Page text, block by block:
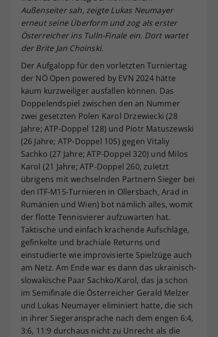
Außenseiter sah, zeigte Lukas Neumayer
erneut seine Überform und zog als erster
Österreicher ins Tulln-Finale ein. Dort wartet
der Brite Jan Choinski.
Der Aufgalopp für den vorletzten Turniertag
der NÖ Open powered by EVN 2024 hätte
kaum kurzweiliger ausfallen können. Das
Doppelendspiel zwischen den an Nummer
zwei gesetzten Polen Karol Drzewiecki (28
Jahre; ATP-Doppel 128) und Piotr Matuszewski
(26 Jahre; ATP-Doppel 105) gegen Vitaliy
Sachko (27 Jahre; ATP-Doppel 320) und Milos
Karol (21 Jahre; ATP-Doppel 260, zuletzt
übrigens mit wechselnden Partnern Sieger bei
den ITF-M15-Turnieren in Ollersbach, Arad in
Rumänien und Wien) bot nämlich alles, womit
der flotte Tennisvierer aufzuwarten hat.
Taktische und einfach krachende Aufschläge,
gefinkelte und brachiale Returns und
einstudierte wie improvisierte Spielzüge auch
am Netz. Am Ende war es dann das ukrainisch-
slowakische Paar Sachko/Karol, das ja schon
im Semifinale die Österreicher Gerald Melzer
und Lukas Neumayer eliminiert hatte, die sich
in ihrer Siegeransprache nach dem engen 6:4,
3:6, 11:9 durchaus nicht zu Unrecht als die
Zweck
Dieser Wert speichert Ihre Consent-
Einstellungen. Unter anderem eine
zufällig generierte ID, für die
historische Speicherung Ihrer
Webseiten-Betreiber dies eingestellt
hat.